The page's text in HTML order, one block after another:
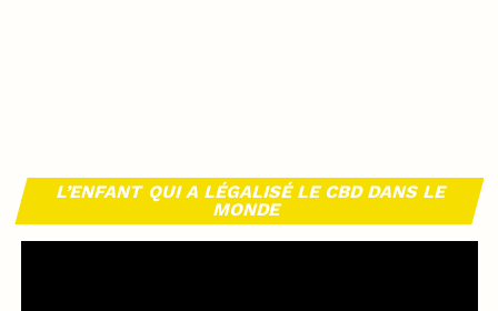
L’ENFANT QUI A LÉGALISÉ LE CBD DANS LE
MONDE